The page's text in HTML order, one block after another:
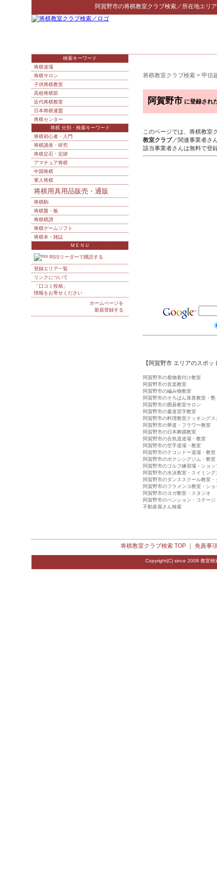
阿賀野市の将棋教室クラブ検索／所在地エリ
将棋教室クラブ検索 > 甲信
阿賀野市 に登録され
このページでは、将棋教室
教室クラブ／関連事業者さ
該当事業者さんは無料で登
【阿賀野市 エリアのスポッ
阿賀野市の着物着付け教室
阿賀野市の音楽教室
阿賀野市の編み物教室
阿賀野市のそろばん珠算教室・塾
阿賀野市の囲碁教室サロン
阿賀野市の書道習字教室
阿賀野市の料理教室クッキングス
阿賀野市の華道・フラワー教室
阿賀野市の日本舞踊教室
阿賀野市の合気道道場・教室
阿賀野市の空手道場・教室
阿賀野市のテコンドー道場・教室
阿賀野市のボクシングジム・教室
阿賀野市のゴルフ練習場・ショッ
阿賀野市の水泳教室・スイミング
阿賀野市のダンススクール教室・
阿賀野市のフラメンコ教室・ショ
阿賀野市のヨガ教室・スタジオ
阿賀野市のペンション・コテージ
不動産屋さん検索
検索キーワード
将棋道場
将棋サロン
子供将棋教室
高校将棋部
近代将棋教室
日本将棋連盟
将棋センター
将棋 分別・検索キーワード
将棋初心者・入門
将棋講座・研究
将棋定石・定跡
アマチュア将棋
中国将棋
軍人将棋
将棋用具用品販売・通販
将棋駒
将棋盤・板
将棋棋譜
将棋ゲームソフト
将棋本・雑誌
ＭＥＮＵ
RSSリーダーで購読する
登録エリア一覧
リンクについて
「口コミ投稿」
情報をお寄せください
ホームページを
新規登録する
将棋教室クラブ検索TOP ｜ 免責事
Copyright(C) since 2008 教室検